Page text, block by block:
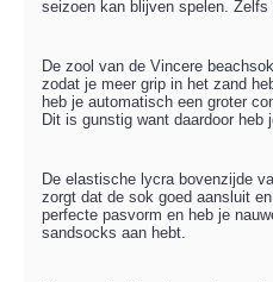
seizoen kan blijven spelen. Zelfs
De zool van de Vincere
zodat je meer grip in het zand
heb je automatisch een groter
Dit is gunstig want daardoor heb
De elastische lycra bovenzijde
zorgt dat de sok goed aansluit
perfecte pasvorm en heb je
sandsocks aan hebt.